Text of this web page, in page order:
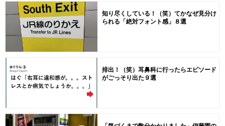
知り尽くしている！（笑）てかなぜ見分け
られる「絶対フォント感」８選
排出！（笑）耳鼻科に行ったらエピソード
がごっそり出た９選